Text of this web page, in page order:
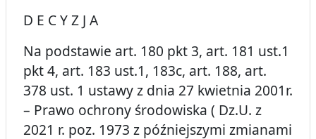
D E C Y Z J A
Na podstawie art. 180 pkt 3, art. 181 ust.1
pkt 4, art. 183 ust.1, 183c, art. 188, art.
378 ust. 1 ustawy z dnia 27 kwietnia 2001r.
– Prawo ochrony środowiska ( Dz.U. z
2021 r. poz. 1973 z późniejszymi zmianami